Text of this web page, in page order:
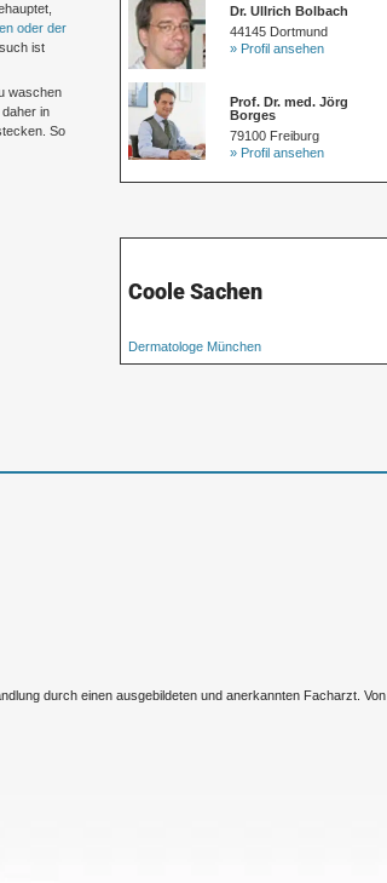
oder der
ist
waschen
in
So
Dr. Ullrich Bolbach
44145 Dortmund
» Profil ansehen
Prof. Dr. med. Jörg
Borges
79100 Freiburg
» Profil ansehen
Coole Sachen
Dermatologe München
durch einen ausgebildeten und anerkannten Facharzt. Von